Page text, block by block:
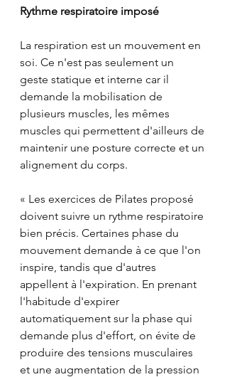
Rythme respiratoire imposé
La respiration est un mouvement en
soi. Ce n'est pas seulement un
geste statique et interne car il
demande la mobilisation de
plusieurs muscles, les mêmes
muscles qui permettent d'ailleurs de
maintenir une posture correcte et un
alignement du corps.
« Les exercices de Pilates proposé
doivent suivre un rythme respiratoire
bien précis. Certaines phase du
mouvement demande à ce que l'on
inspire, tandis que d'autres
appellent à l'expiration. En prenant
l'habitude d'expirer
automatiquement sur la phase qui
demande plus d'effort, on évite de
produire des tensions musculaires
et une augmentation de la pression